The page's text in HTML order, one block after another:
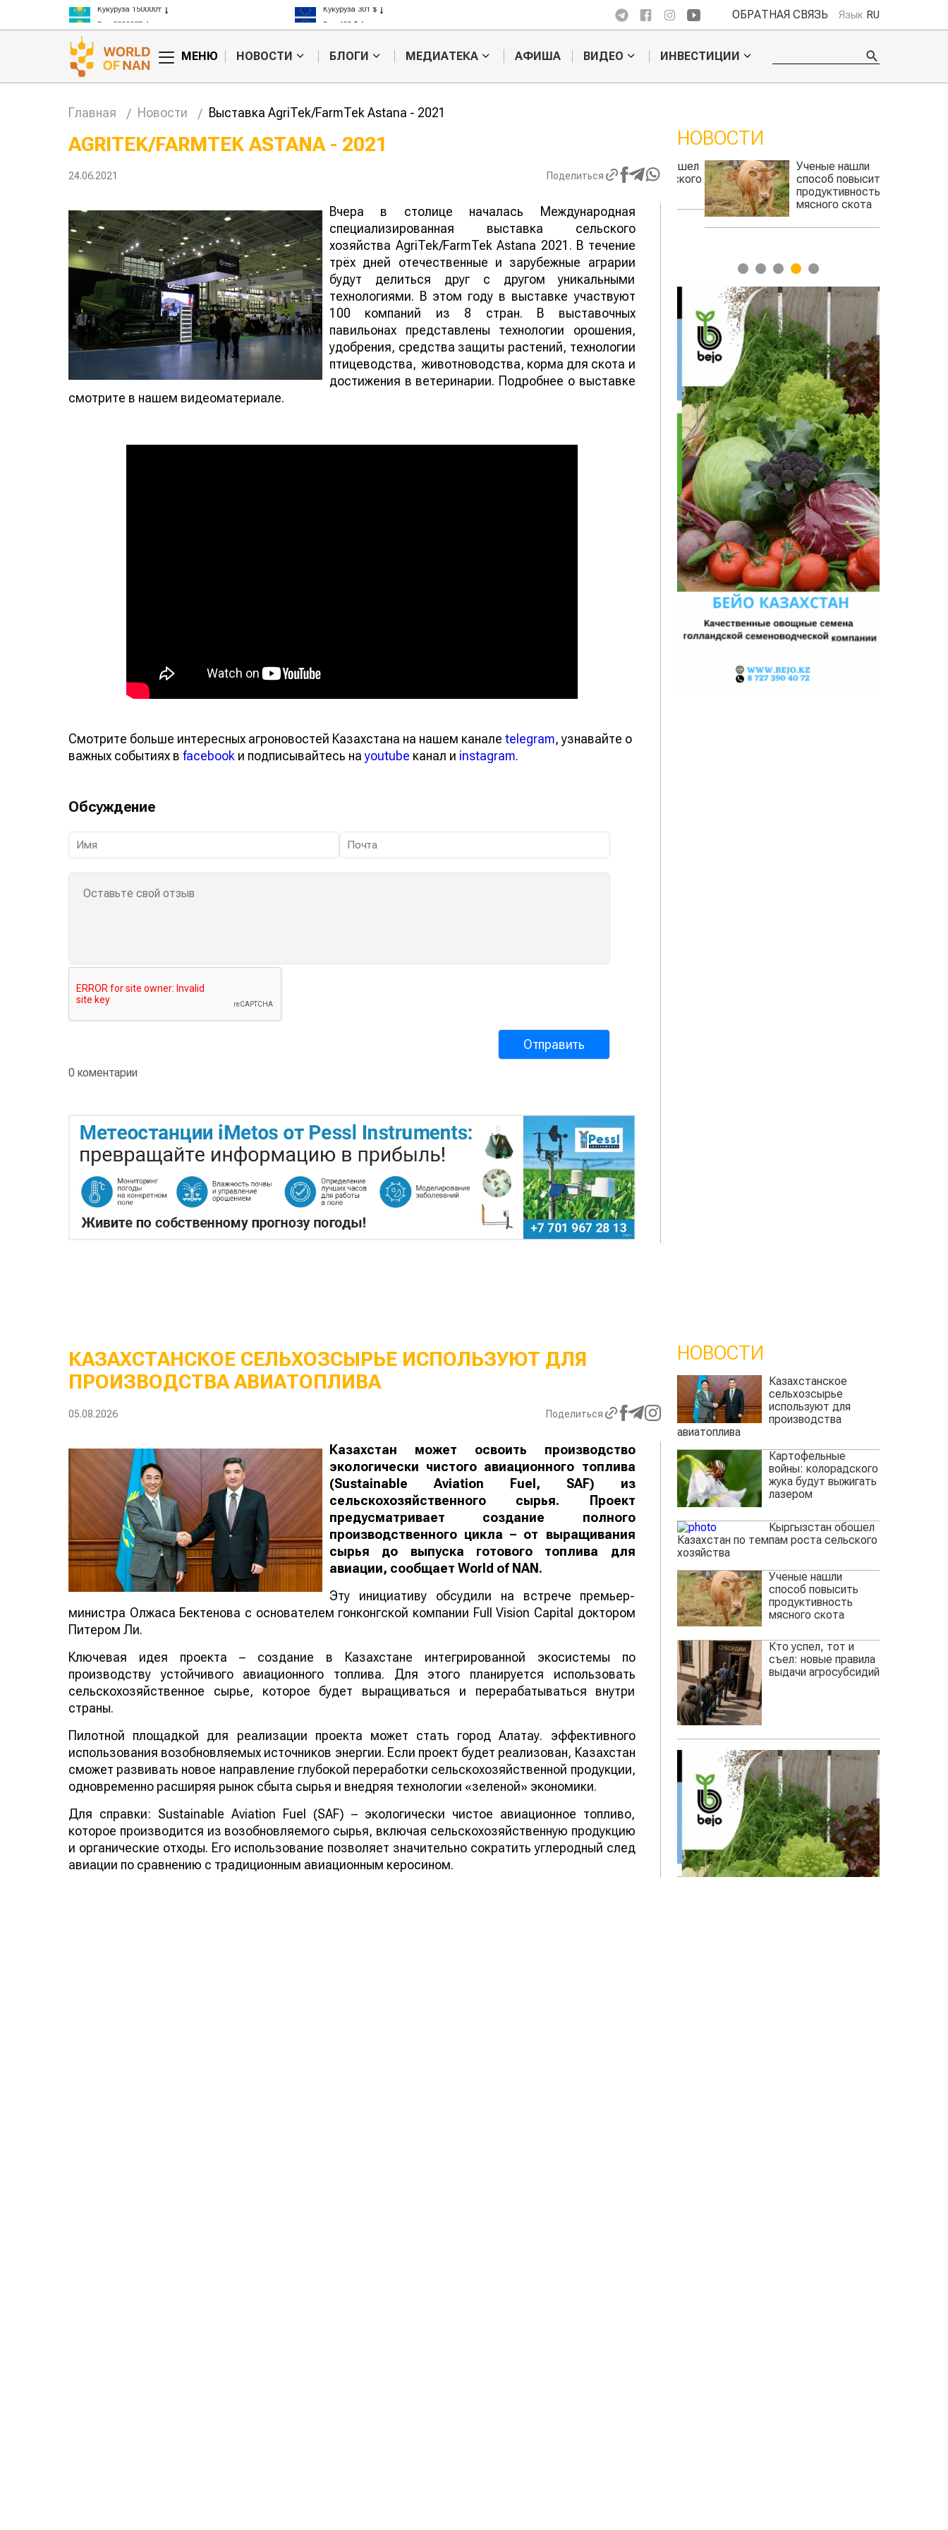
Кукуруза 150000₸
Рис 300000₸
Пшеница 3 класс 125000₸
Кукуруза 301 $
Рис 408 $
ОБРАТНАЯ СВЯЗЬ Язык RU
МЕНЮ НОВОСТИ БЛОГИ МЕДИАТЕКА АФИША ВИДЕО ИНВЕСТИЦИИ
Главная Новости Выставка AgriTek/FarmTek Astana - 2021
AGRITEK/FARMTEK ASTANA - 2021
24.06.2021 Поделиться
Вчера в столице началась Международная
специализированная выставка сельского
хозяйства AgriTek/FarmTek Astana 2021. В течение
трёх дней отечественные и зарубежные аграрии
будут делиться друг с другом уникальными
технологиями. В этом году в выставке участвуют
100 компаний из 8 стран. В выставочных
павильонах представлены технологии орошения,
удобрения, средства защиты растений, технологии
птицеводства, животноводства, корма для скота и
достижения в ветеринарии. Подробнее о выставке
смотрите в нашем видеоматериале.
Смотрите больше интересных агроновостей Казахстана на нашем канале telegram, узнавайте о
важных событиях в facebook и подписывайтесь наyoutube канал и instagram.
Обсуждение
0 коментарии
НОВОСТИ
авиатоплива
Кыргызстан обошел
Казахстан по темпам роста сельского
Ученые нашли
способ повысить
продуктивность
мясного скота
1 2 3 4 5
КАЗАХСТАНСКОЕ СЕЛЬХОЗСЫРЬЕ ИСПОЛЬЗУЮТ ДЛЯ
ПРОИЗВОДСТВА АВИАТОПЛИВА
05.08.2026 Поделиться
Казахстан может освоить производство
экологически чистого авиационного топлива
(Sustainable Aviation Fuel, SAF) из
сельскохозяйственного сырья. Проект
предусматривает создание полного
производственного цикла – от выращивания
сырья до выпуска готового топлива для
авиации, сообщает World of NAN .
Эту инициативу обсудили на встрече премьер-
министра Олжаса Бектенова с основателем гонконгской компании Full Vision Capital доктором
Питером Ли.
Ключевая идея проекта – создание в Казахстане интегрированной экосистемы по
производству устойчивого авиационного топлива. Для этого планируется использовать
сельскохозяйственное сырье, которое будет выращиваться и перерабатываться внутри
страны.
Пилотной площадкой для реализации проекта может стать город Алатау. эффективного
использования возобновляемых источников энергии. Если проект будет реализован, Казахстан
сможет развивать новое направление глубокой переработки сельскохозяйственной продукции,
одновременно расширяя рынок сбыта сырья и внедряя технологии «зеленой» экономики.
Для справки: Sustainable Aviation Fuel (SAF) – экологически чистое авиационное топливо,
которое производится из возобновляемого сырья, включая сельскохозяйственную продукцию
и органические отходы. Его использование позволяет значительно сократить углеродный след
авиации по сравнению с традиционным авиационным керосином.
НОВОСТИ
Казахстанское
сельхозсырье
используют для
производства
авиатоплива
Картофельные
войны: колорадского
жука будут выжигать
лазером
Кыргызстан обошел
Казахстан по темпам роста сельского
хозяйства
Ученые нашли
способ повысить
продуктивность
мясного скота
Кто успел, тот и
съел: новые правила
выдачи агросубсидий